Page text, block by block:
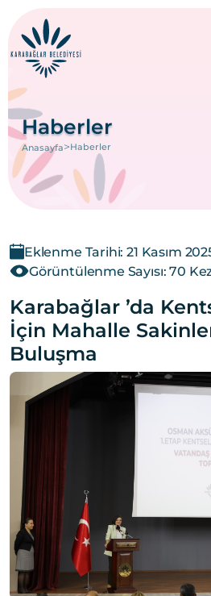
Haberler
Anasayfa>Haberler
Eklenme Tarihi: 21 Kasım
Görüntülenme Sayısı: 70
Karabağlar ’da
İçin Mahalle
Buluşma